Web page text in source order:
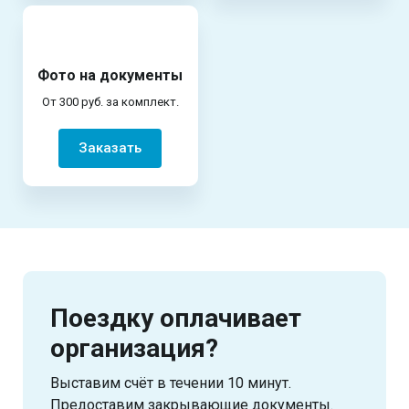
Фото на документы
От 300 руб. за комплект.
Заказать
Поездку оплачивает
организация?
Выставим счёт в течении 10 минут.
Предоставим закрывающие документы.